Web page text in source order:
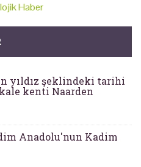
yıldız şeklindeki tarihi
kenti Naarden
Anadolu'nun Kadim